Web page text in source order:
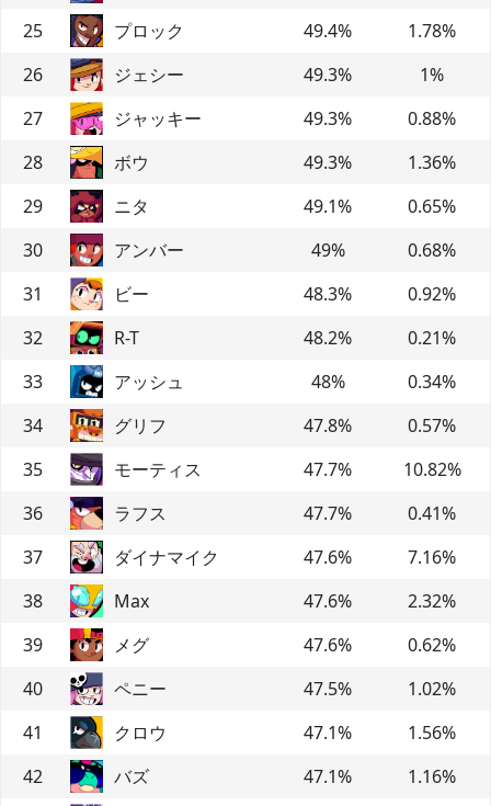
25
プロック 49.4% 1.78%
26
ジェシー 49.3% 1%
27
ジャッキー 49.3% 0.88%
28
ボウ 49.3% 1.36%
29
ニタ 49.1% 0.65%
30
アンバー 49% 0.68%
31
ビー 48.3% 0.92%
32
R-T 48.2% 0.21%
33
アッシュ 48% 0.34%
34
グリフ 47.8% 0.57%
35
モーティス 47.7% 10.82%
36
ラフス 47.7% 0.41%
37
ダイナマイク 47.6% 7.16%
38
Max 47.6% 2.32%
39
メグ 47.6% 0.62%
40
ペニー 47.5% 1.02%
41
クロウ 47.1% 1.56%
42
バズ 47.1% 1.16%